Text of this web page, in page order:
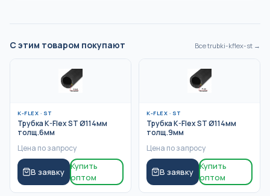
С этим товаром покупают Всеtrubki-kflex-st →
K-FLEX · ST
Трубка K-Flex ST Ø114мм
толщ.6мм
Цена по запросу
В заявку
Купить
оптом
K-FLEX · ST
Трубка K-Flex ST Ø114мм
толщ.9мм
Цена по запросу
В заявку
Купить
оптом